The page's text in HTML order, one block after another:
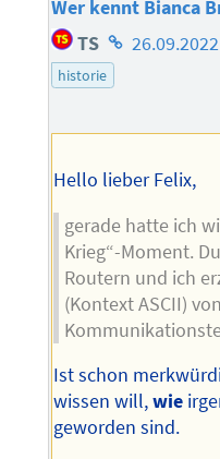
Wer kennt Bianca
TS Homepage
des
historie
Hello lieber Felix,
gerade hatte ich
Krieg“-Moment.
Routern und ich
(Kontext ASCII)
Ist schon
wissen will,wie
geworden sind.